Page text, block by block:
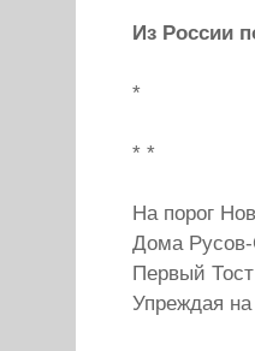
Из России
*
* *
На порог
Дома Русов-
Первый Тост
Упреждая